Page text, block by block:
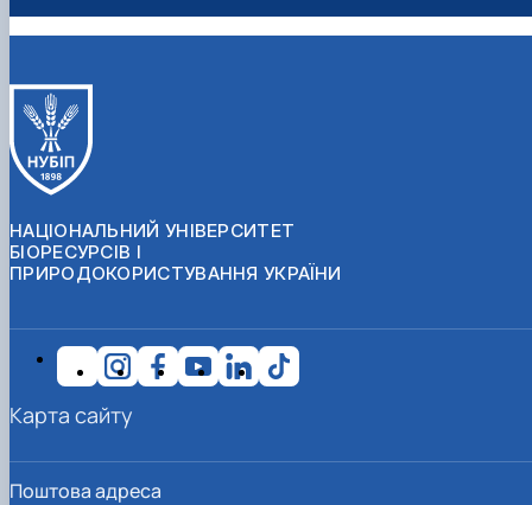
НАЦІОНАЛЬНИЙ УНІВЕРСИТЕТ
БІОРЕСУРСІВ І
ПРИРОДОКОРИСТУВАННЯ УКРАЇНИ
Поштова адреса
Карта сайту